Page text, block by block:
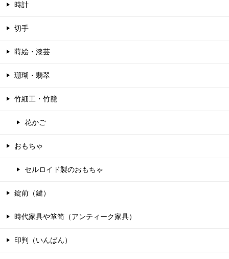
時計
切手
蒔絵・漆芸
珊瑚・翡翠
竹細工・竹籠
花かご
おもちゃ
セルロイド製のおもちゃ
錠前（鍵）
時代家具や箪笥（アンティーク家具）
印判（いんばん）